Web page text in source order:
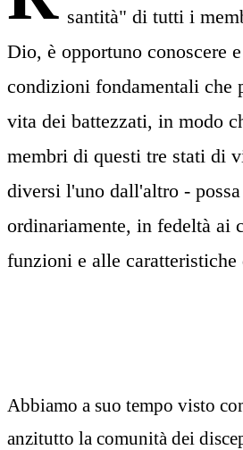
santità" di tutti i
Dio, è opportuno conoscere
condizioni fondamentali che
vita dei battezzati, in modo
membri di questi tre stati di
diversi l'uno dall'altro -
ordinariamente, in fedeltà ai
funzioni e alle caratteristiche
Abbiamo a suo tempo visto
anzitutto la comunità dei